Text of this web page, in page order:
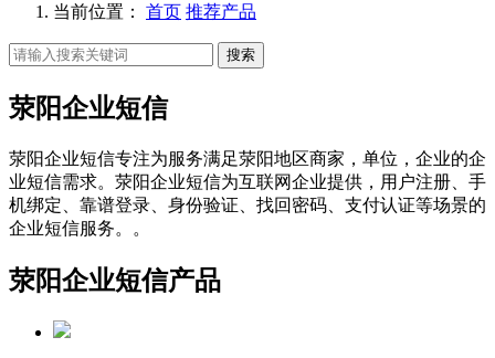
当前位置： 首页 推荐产品
搜索
荥阳企业短信
荥阳企业短信专注为服务满足荥阳地区商家，单位，企业的企
业短信需求。荥阳企业短信为互联网企业提供，用户注册、手
机绑定、靠谱登录、身份验证、找回密码、支付认证等场景的
企业短信服务。。
荥阳企业短信产品